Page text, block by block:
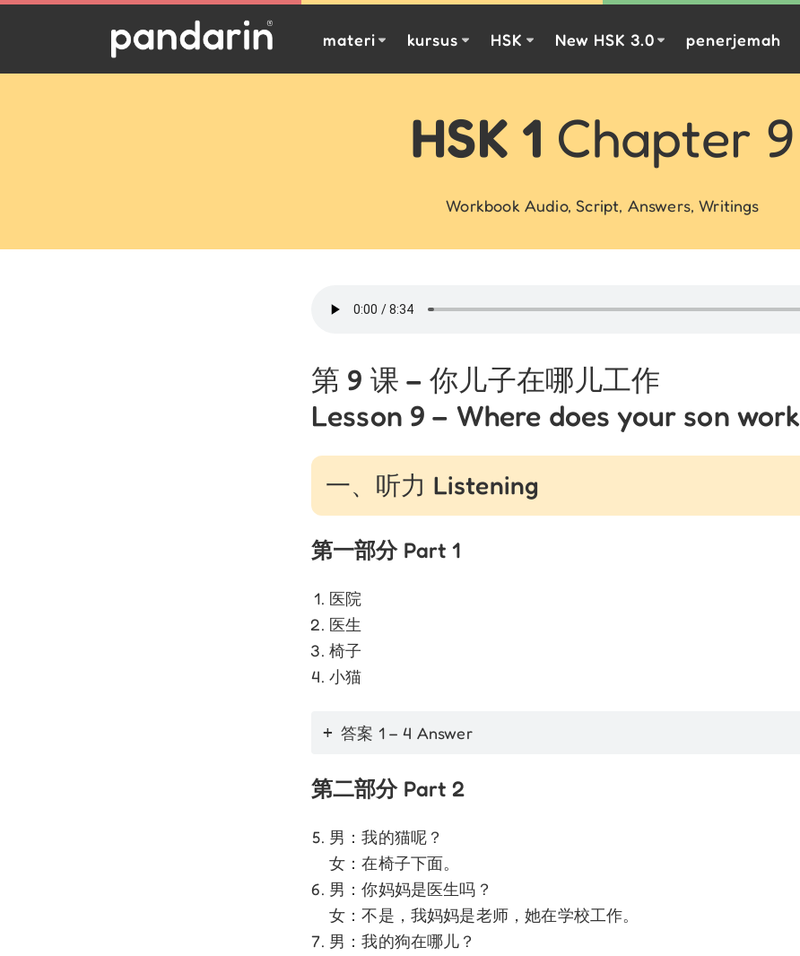
materi kursus HSK New HSK 3.0 penerjemah
HSK 1 Chapter 9
Workbook Audio, Script, Answers, Writings
第 9 课 – 你儿子在哪儿工作
Lesson 9 – Where does your son work
一、听力 Listening
第一部分Part 1
医院
医生
椅子
小猫
答案 1 – 4 Answer
第二部分Part 2
男：我的猫呢？
女：在椅子下面。
男：你妈妈是医生吗？
女：不是，我妈妈是老师，她在学校工作。
男：我的狗在哪儿？